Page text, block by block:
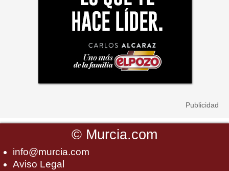
© Murcia.com
info@murcia.com
Aviso Legal